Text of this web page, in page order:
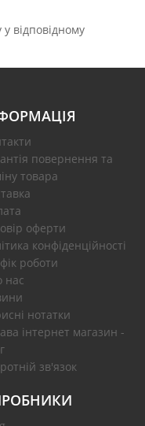
відповідному
повернення та
товара
оферти
конфіденційності
роботи
нас
нотатки
інтернет магазин -
зв'язок